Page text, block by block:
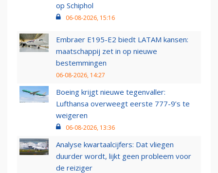
op Schiphol
06-08-2026, 15:16
Embraer E195-E2 biedt LATAM kansen:
maatschappij zet in op nieuwe
bestemmingen
06-08-2026, 14:27
Boeing krijgt nieuwe tegenvaller:
Lufthansa overweegt eerste 777-9’s te
weigeren
06-08-2026, 13:36
Analyse kwartaalcijfers: Dat vliegen
duurder wordt, lijkt geen probleem voor
de reiziger